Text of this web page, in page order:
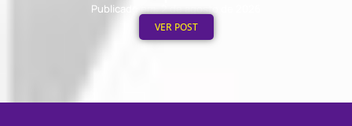
Publicado em: 2 de agosto de 2026
VER POST